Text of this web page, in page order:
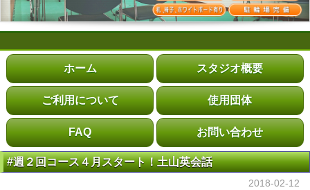
ホーム スタジオ概要
ご利用について 使用団体
FAQ お問い合わせ
#週２回コース４月スタート！土山英会話
2018-02-12